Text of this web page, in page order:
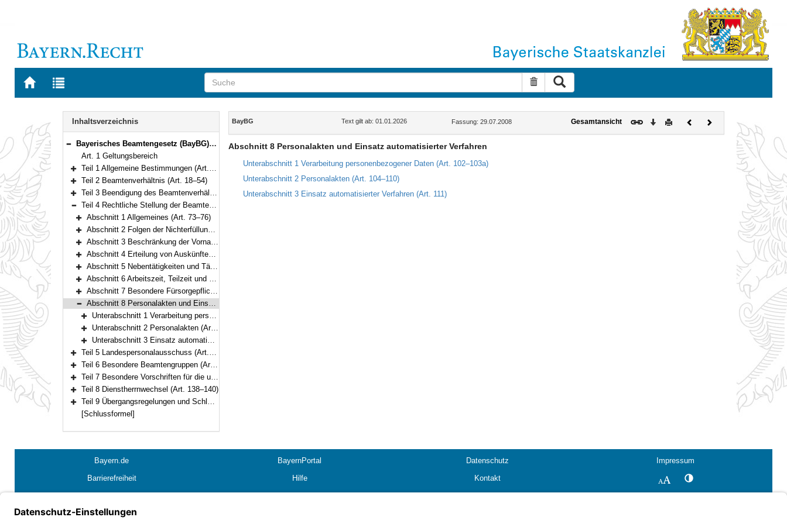
Zur
BAYERN.RECHT
Zur
letzten
Suche zurücksetzen
Navigation
Inhaltsverzeichnis
Bereich reduzieren
Bayerisches Beamtengesetz (BayBG) Vom 29. Juli 2008 (GVBl. S. 500) BayRS 2030-1-1-F (Art. 1–147)
Art. 1 Geltungsbereich
Bereich erweitern
Teil 1 Allgemeine Bestimmungen (Art. 2–17)
Bereich erweitern
Teil 2 Beamtenverhältnis (Art. 18–54)
Bereich erweitern
Teil 3 Beendigung des Beamtenverhältnisses (Art. 55–72)
Bereich reduzieren
Teil 4 Rechtliche Stellung der Beamten und Beamtinnen (Art. 73–111)
Bereich erweitern
Abschnitt 1 Allgemeines (Art. 73–76)
Bereich erweitern
Abschnitt 2 Folgen der Nichterfüllung von Pflichten (Art. 77–78)
Bereich erweitern
Abschnitt 3 Beschränkung der Vornahme von Amtshandlungen (Art. 79)
Bereich erweitern
Abschnitt 4 Erteilung von Auskünften (Art. 80)
Bereich erweitern
Abschnitt 5 Nebentätigkeiten und Tätigkeiten von Ruhestandsbeamten und Ruhestandsbeamtinnen sowie früheren Beamten und Beamtinnen mit Versorgungsbezügen (Art. 81–86)
Bereich erweitern
Abschnitt 6 Arbeitszeit, Teilzeit und Beurlaubung (Art. 87–95)
Bereich erweitern
Abschnitt 7 Besondere Fürsorgepflichten (Art. 96–101)
Bereich reduzieren
Abschnitt 8 Personalakten und Einsatz automatisierter Verfahren (Art. 102–111)
Bereich erweitern
Unterabschnitt 1 Verarbeitung personenbezogener Daten (Art. 102–103a)
Bereich erweitern
Unterabschnitt 2 Personalakten (Art. 104–110)
Bereich erweitern
Unterabschnitt 3 Einsatz automatisierter Verfahren (Art. 111)
Bereich erweitern
Teil 5 Landespersonalausschuss (Art. 112–120)
Bereich erweitern
Teil 6 Besondere Beamtengruppen (Art. 121–134)
Bereich erweitern
Teil 7 Besondere Vorschriften für die unter der Aufsicht des Staates stehenden Körperschaften, Anstalten und Stiftungen des öffentlichen Rechts (Art. 135–137)
Bereich erweitern
Teil 8 Dienstherrnwechsel (Art. 138–140)
Bereich erweitern
Teil 9 Übergangsregelungen und Schlussvorschriften (Art. 141–147)
[Schlussformel]
Inhalt
BayBG Text gilt ab: 01.01.2026 Fassung: 29.07.2008 Gesamtansicht Download
DruckenVorherigesNächstes
Dokument
Abschnitt 8 Personalakten und Einsatz automatisierter Verfahren
Unterabschnitt 1 Verarbeitung personenbezogener Daten (Art. 102–103a)
Unterabschnitt 2 Personalakten (Art. 104–110)
Unterabschnitt 3 Einsatz automatisierter Verfahren (Art. 111)
Bayern.de BayernPortal Datenschutz
Impressum
Barrierefreiheit
Hilfe Kontakt SchriftgrößeKontrastwechsel